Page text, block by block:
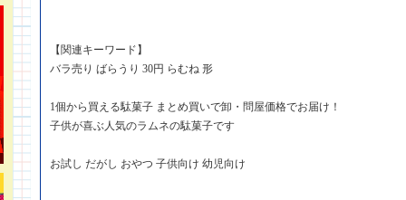
【関連キーワード】
バラ売り ばらうり 30円 らむね 形
1個から買える駄菓子 まとめ買いで卸・問屋価格でお届け！
子供が喜ぶ人気のラムネの駄菓子です
お試し だがし おやつ 子供向け 幼児向け